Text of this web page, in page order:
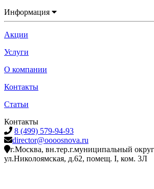
Информация
Акции
Услуги
О компании
Контакты
Статьи
Контакты
8 (499) 579-94-93
director@oooosnova.ru
г.Москва, вн.тер.г.муниципальный
ул.Николоямская, д.62, помещ. I, ком. 3Л